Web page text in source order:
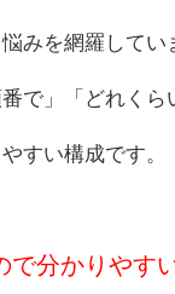
みを網羅してい
で」「どれくら
すい構成です。
で分かりやす